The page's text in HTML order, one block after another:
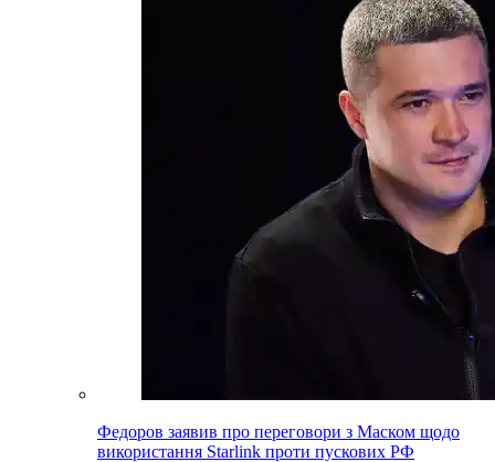
Федоров заявив про переговори з Маском щодо
використання Starlink проти пускових РФ